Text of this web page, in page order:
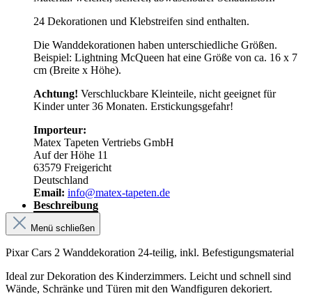
24 Dekorationen und Klebstreifen sind enthalten.
Die Wanddekorationen haben unterschiedliche Größen.
Beispiel: Lightning McQueen hat eine Größe von ca. 16 x 7
cm (Breite x Höhe).
Achtung! Verschluckbare Kleinteile, nicht geeignet für
Kinder unter 36 Monaten. Erstickungsgefahr!
Importeur:
Matex Tapeten Vertriebs GmbH
Auf der Höhe 11
63579 Freigericht
Deutschland
Email: info@matex-tapeten.de
Beschreibung
Menü schließen
Pixar Cars 2 Wanddekoration 24-teilig, inkl. Befestigungsmaterial
Ideal zur Dekoration des Kinderzimmers. Leicht und schnell sind
Wände, Schränke und Türen mit den Wandfiguren dekoriert.